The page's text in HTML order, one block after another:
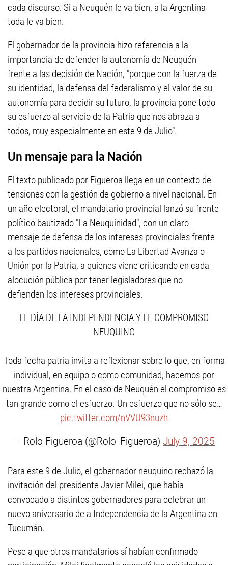
cada discurso: Si a Neuquén le va bien, a la Argentina
toda le va bien.
El gobernador de la provincia hizo referencia a la
importancia de defender la autonomía de Neuquén
frente a las decisión de Nación, "porque con la fuerza de
su identidad, la defensa del federalismo y el valor de su
autonomía para decidir su futuro, la provincia pone todo
su esfuerzo al servicio de la Patria que nos abraza a
todos, muy especialmente en este 9 de Julio".
Un mensaje para la Nación
El texto publicado por Figueroa llega en un contexto de
tensiones con la gestión de gobierno a nivel nacional. En
un año electoral, el mandatario provincial lanzó su frente
político bautizado "La Neuquinidad", con un claro
mensaje de defensa de los intereses provinciales frente
a los partidos nacionales, como La Libertad Avanza o
Unión por la Patria, a quienes viene criticando en cada
alocución pública por tener legisladores que no
defienden los intereses provinciales.
EL DÍA DE LA INDEPENDENCIA Y EL COMPROMISO
NEUQUINO
Toda fecha patria invita a reflexionar sobre lo que, en forma
individual, en equipo o como comunidad, hacemos por
nuestra Argentina. En el caso de Neuquén el compromiso es
tan grande como el esfuerzo. Un esfuerzo que no sólo se…
pic.twitter.com/nVVU93nuzh
— Rolo Figueroa (@Rolo_Figueroa) July 9, 2025
Para este 9 de Julio, el gobernador neuquino rechazó la
invitación del presidente Javier Milei, que había
convocado a distintos gobernadores para celebrar un
nuevo aniversario de a Independencia de la Argentina en
Tucumán.
Pese a que otros mandatarios sí habían confirmado